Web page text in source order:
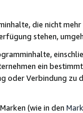
die nicht
stehen,
ein
oder Verbindung
(wie in den